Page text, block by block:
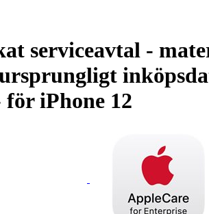
serviceavtal -
iPhone 12